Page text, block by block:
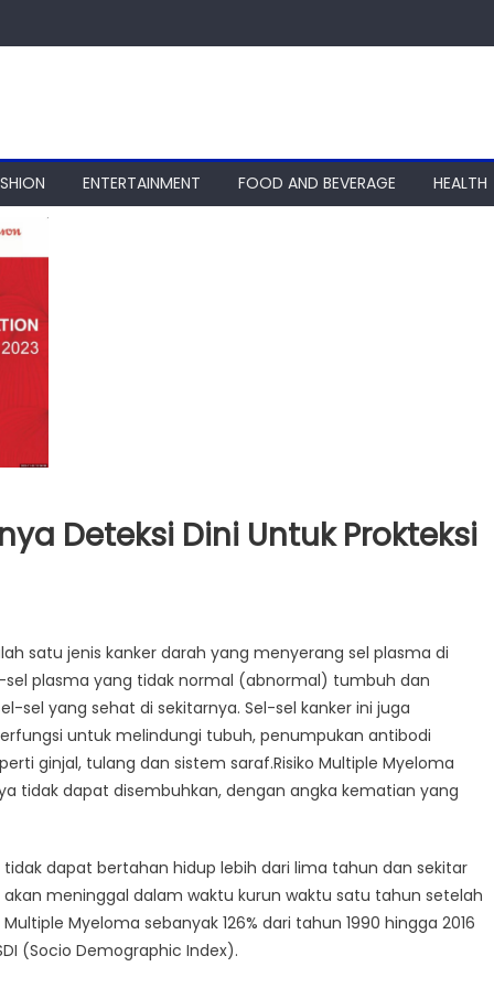
ENTERTAINMENT FOOD AND BEVERAGE HEALTH
Deteksi Dini Untuk Prokteksi
satu jenis kanker darah yang menyerang sel plasma di
plasma yang tidak normal (abnormal) tumbuh dan
sel yang sehat di sekitarnya. Sel-sel kanker ini juga
untuk melindungi tubuh, penumpukan antibodi
ginjal, tulang dan sistem saraf.Risiko Multiple Myeloma
tidak dapat disembuhkan, dengan angka kematian yang
dapat bertahan hidup lebih dari lima tahun dan sekitar
meninggal dalam waktu kurun waktu satu tahun setelah
Myeloma sebanyak 126% dari tahun 1990 hingga 2016
(Socio Demographic Index).